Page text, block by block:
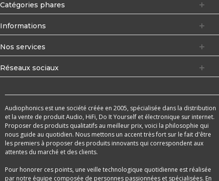
Catégories phares
Informations
Nos services
Réseaux sociaux
Audiophonics est une société créée en 2005, spécialisée dans la distribution
et la vente de produit Audio, HiFi, Do It Yourself et électronique sur internet.
Proposer des produits qualitatifs au meilleur prix, voici la philosophie qui
nous guide au quotidien. Nous mettons un accent très fort sur le fait d'être
les premiers à proposer des produits innovants qui correspondent aux
attentes du marché et des clients.
Pour honorer ces points, une veille technologique quotidienne est réalisée
par notre équipe composée de personnes passionnées et spécialisées. En